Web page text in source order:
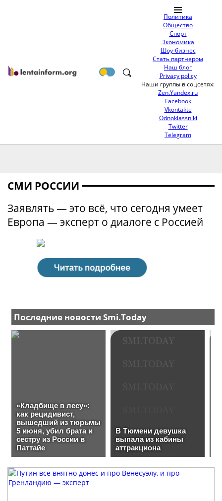
Политика
Общество
Спорт
Экономика
Шоу-бизнес
Стать партнером
Наш блог
Privacy policy
Наши группы в соцсетях:
Zen.Yandex.ru
Facebook
Vkontakte
Odnoklassniki
Twitter
Telegram
СМИ РОССИИ
Заявлять — это всё, что сегодня умеет
Европа — эксперт о диалоге с Россией